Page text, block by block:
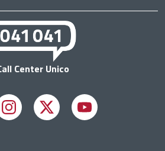
Center Unico
InstagramX Youtube